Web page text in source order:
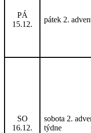
PÁ
15.12.
pátek 2.
SO
16.12.
sobota 2.
týdne